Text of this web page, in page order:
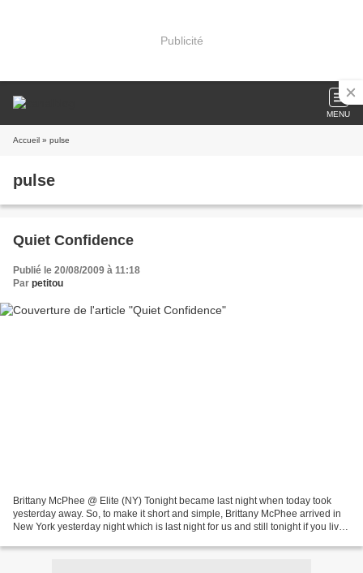
Publicité
MENU
Accueil » pulse
pulse
Quiet Confidence
Publié le 20/08/2009 à 11:18
Par petitou
Brittany McPhee @ Elite (NY) Tonight became last night when today took
yesterday away. So, to make it short and simple, Brittany McPhee arrived in
New York yesterday night which is last night for us and still tonight if you live